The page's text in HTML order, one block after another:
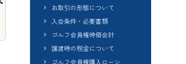
お取引の形態について
入会条件・必要書類
ゴルフ会員権時価会計
譲渡時の税金について
ゴルフ会員権購入ローン